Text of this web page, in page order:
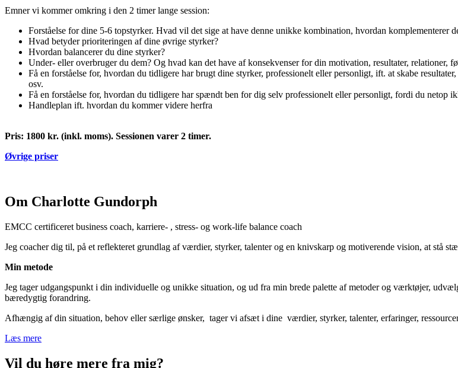
Emner vi kommer omkring i den 2 timer lange session:
Forståelse for dine 5-6 topstyrker. Hvad vil det sige at have denne unikke kombination, hvordan komplementerer
Hvad betyder prioriteringen af dine øvrige styrker?
Hvordan balancerer du dine styrker?
Under- eller overbruger du dem? Og hvad kan det have af konsekvenser for din motivation, resultater, relationer,
Få en forståelse for, hvordan du tidligere har brugt dine styrker, professionelt eller personligt, ift. at skabe
osv.
Få en forståelse for, hvordan du tidligere har spændt ben for dig selv professionelt eller personligt, fordi du netop
Handleplan ift. hvordan du kommer videre herfra
Pris: 1800 kr. (inkl. moms). Sessionen varer 2 timer.
Øvrige priser
Om Charlotte Gundorph
EMCC certificeret business coach, karriere- , stress- og work-life balance coach
Jeg coacher dig til, på et reflekteret grundlag af værdier, styrker, talenter og en knivskarp og motiverende vision, at stå
Min metode
Jeg tager udgangspunkt i din individuelle og unikke situation, og ud fra min brede palette af metoder og værktøjer,
bæredygtig forandring.
Afhængig af din situation, behov eller særlige ønsker, tager vi afsæt i dine værdier, styrker, talenter, erfaringer,
Læs mere
Vil du høre mere fra mig?